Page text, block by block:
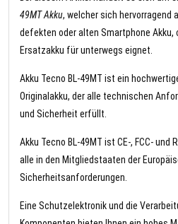
49MT Akku, welcher sich hervorragend
defekten oder alten Smartphone
Ersatzakku für unterwegs eignet.
Akku Tecno BL-49MT ist ein
Originalakku, der alle technischen
und Sicherheit erfüllt.
Akku Tecno BL-49MT ist CE-, FCC-
alle in den Mitgliedstaaten der
Sicherheitsanforderungen.
Eine Schutzelektronik und die